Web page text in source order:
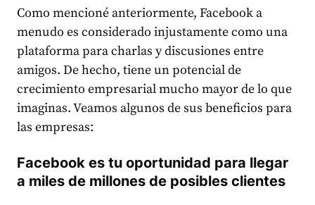
Como mencioné anteriormente, Facebook a
menudo es considerado injustamente como una
plataforma para charlas y discusiones entre
amigos. De hecho, tiene un potencial de
crecimiento empresarial mucho mayor de lo que
imaginas. Veamos algunos de sus beneficios para
las empresas:
Facebook es tu oportunidad para llegar
a miles de millones de posibles clientes